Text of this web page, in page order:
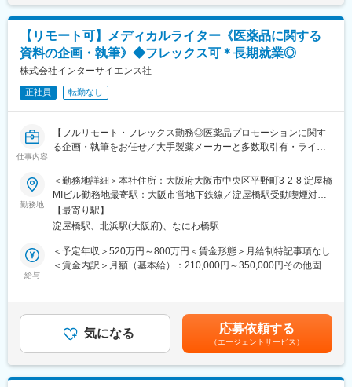
矯正器具の製造・販売を行っています。
キレイライン矯正は、美容クリニックや大手脱毛クリニックの立
ち上げを行った医師でもある当社CEOと、業界で名前の知られる
マーケティング会社の代表がタッグを組み「矯正を通じて笑顔に
なる人を増やしたい」という志によって生まれたブランドです。
『高額でハードルが高い』という従来のイメージを変え、多くの
方の歯の悩みを解決したいとブランドを育ててきた結果、既に10
万人以上の患者様が笑顔になるお手伝いをしてきました。
2022年6月にマーケティングに特化した子会社である
SheepMedical Technologies株式会社を設立、また同年9月にはク
設立し、キレイライン矯正だけにとどまらず幅広い歯科の領域で
患者様を笑顔にするサービスを展開しております。
変更の範囲：会社の定める業務
【リモート可】メディカルライター《医薬品に関する
資料の企画・執筆》◆フレックス可＊長期就業◎
株式会社インターサイエンス社
正社員 転勤なし
仕事内容
【フルリモート・フレックス勤務◎医薬品プロモーションに関す
る企画・執筆をお任せ／大手製薬メーカーと多数取引有・ライタ
【はじめに】
本求人はメディカルライターの募集です。医薬品に関する資料
（パンフレットや冊子など）の企画～制作までをお任せします。
※薬効・薬理作用・成分解説などが書かれた製品情報などのプロモ
ーションです。
■原稿作成に必要な情報収集：
医学文献検索、お医者様や患者様へのインタビュー、座談会開
催、学会取材などから情報を収集いただきます。
勤務地
＜勤務地詳細＞本社住所：大阪府大阪市中央区平野町3-2-8 淀屋橋
MIビル勤務地最寄駅：大阪市営地下鉄線／淀屋橋駅受動喫煙対
策：屋内全面禁煙変更の範囲：会社の定める事業所（リモートワ
ーク含む）
【最寄り駅】
淀屋橋駅、北浜駅(大阪府)、なにわ橋駅
給与
＜予定年収＞520万円～800万円＜賃金形態＞月給制特記事項なし
＜賃金内訳＞月額（基本給）：210,000円～350,000円その他固定
昇給：有（年4回人事考課がありますが、原則評価が下がることは
ありません）賃金はあくまでも目安の金額であり、選考を通じて
上下する可能性があります。月給(月額)は固定手当を含めた表記で
す。
気になる 応募依頼する
（エージェントサービス）